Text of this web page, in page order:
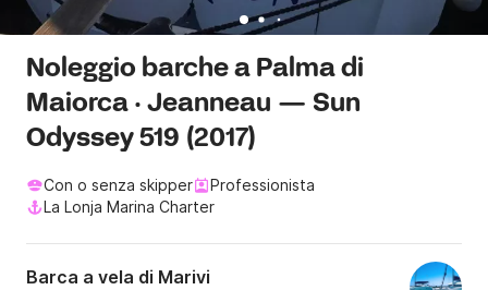
Noleggio barche a Palma di
Maiorca · Jeanneau — Sun
Odyssey 519 (2017)
Con o senza skipper
Professionista
La Lonja Marina Charter
Barca a vela di Marivi